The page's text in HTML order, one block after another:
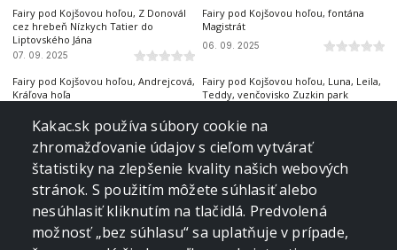
Fairy pod Kojšovou hoľou, Z Donovál
cez hrebeň Nízkych Tatier do
Liptovského Jána
07. 09. 2025
Fairy pod Kojšovou hoľou, fontána
Magistrát
06. 09. 2025
Fairy pod Kojšovou hoľou, Andrejcová,
Kráľova hoľa
Fairy pod Kojšovou hoľou, Luna, Leila,
Teddy, venčovisko Zuzkin park
Fairy pod Kojšovou hoľou &amp;
Vesna, Veľkofatranská magistrála
14. 08. 2025
Fairy pod Kojšovou hoľou, 1 rok
09. 08. 2025
Fairy pod Kojšovou holou, 51. týždeň,
Bankov
03. 08. 2025
Fairy pod Kojšovou hoľou, 48. týždeň,
Mandy, Skalka
16. 07. 2025
Kakac.sk používa súbory cookie na
zhromažďovanie údajov s cieľom vytvárať
štatistiky na zlepšenie kvality našich webových
stránok. S použitím môžete súhlasiť alebo
nesúhlasiť kliknutím na tlačidlá. Predvolená
možnosť „bez súhlasu“ sa uplatňuje v prípade,